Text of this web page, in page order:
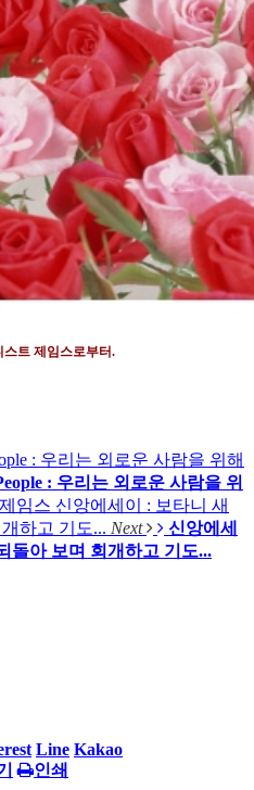
스트 제임스로부터.
: 우리는 외로운 사람을 위해
: 우리는 외로운 사람을 위
임스 신앙에세이 : 보타니 새
하고 기도... Next
신앙에세
돌아 보며 회개하고 기도...
Line Kakao
인쇄